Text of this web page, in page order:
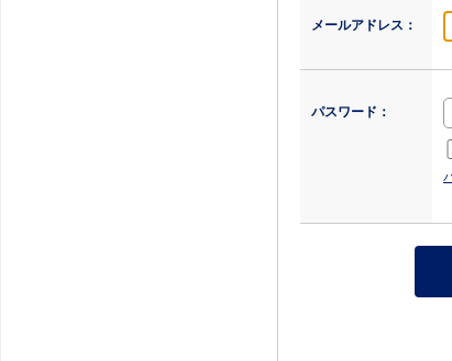
メールアドレス：
パスワード：